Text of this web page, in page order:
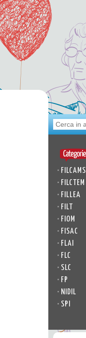
• FILCAMS
• FILCTEM
• FILLEA
• FILT
• FIOM
• FISAC
• FLAI
• FLC
• SLC
• FP
• NIDIL
• SPI